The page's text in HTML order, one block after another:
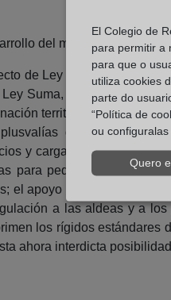
del medio rural, los
de Ley contra la
Suma, con una
territorial y, en este
generadas en
y cargas a escala
para pequeños
el apoyo técnico por
a las aldeas y a
los rígidos
ahora interdicta
El Colegio de
para permitir a
para que o
utiliza cookies
parte do
“Política de
ou configuralas
Quero